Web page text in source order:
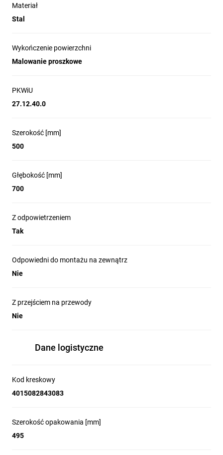
Materiał
Stal
Wykończenie powierzchni
Malowanie proszkowe
PKWiU
27.12.40.0
Szerokość [mm]
500
Głębokość [mm]
700
Z odpowietrzeniem
Tak
Odpowiedni do montażu na zewnątrz
Nie
Z przejściem na przewody
Nie
Dane logistyczne
Kod kreskowy
4015082843083
Szerokość opakowania [mm]
495